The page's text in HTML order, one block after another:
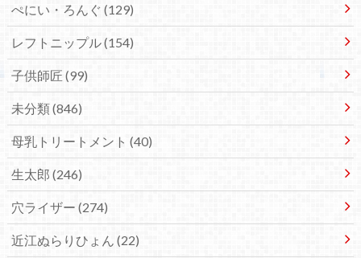
ぺにい・ろんぐ (129)
レフトニップル(154)
子供師匠 (99)
未分類(846)
母乳トリートメント (40)
生太郎 (246)
穴ライザー (274)
近江ぬらりひょん (22)